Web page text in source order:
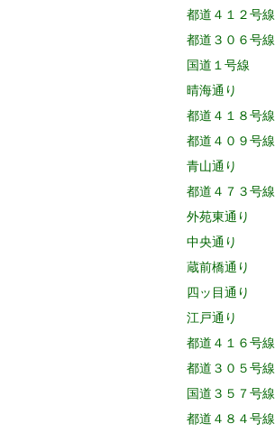
都道４１２号線
都道３０６号線
国道１号線
晴海通り
都道４１８号線
都道４０９号線
青山通り
都道４７３号線
外苑東通り
中央通り
蔵前橋通り
四ッ目通り
江戸通り
都道４１６号線
都道３０５号線
国道３５７号線
都道４８４号線